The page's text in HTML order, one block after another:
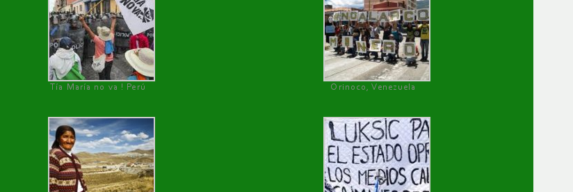
Tía María no va ! Perú Orinoco, Venezuela